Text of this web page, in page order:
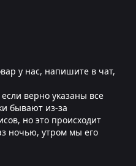
у нас, напишите в чат,
верно указаны все
бывают из-за
но это происходит
ночью, утром мы его